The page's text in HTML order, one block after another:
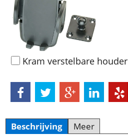
Kram verstelbare houder
Beschrijving Meer